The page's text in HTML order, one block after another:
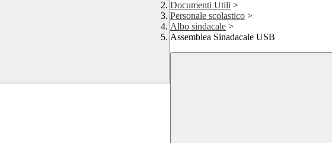
Documenti Utili >
Personale scolastico >
Albo sindacale >
Assemblea Sinadacale USB